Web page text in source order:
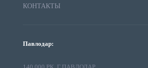
КОНТАКТЫ
Павлодар: